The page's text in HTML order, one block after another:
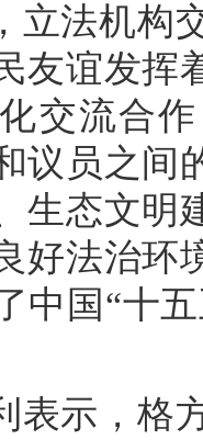
立法机构
友谊发挥
交流合
议员之间
生态文明
好法治环
中国“十
表示，格